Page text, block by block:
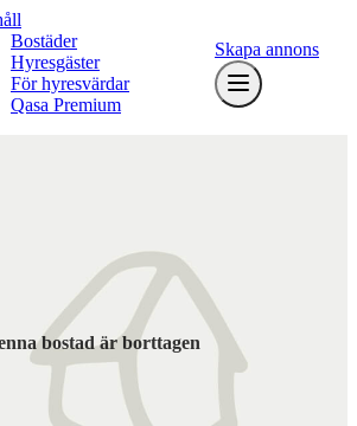
Bostäder
Hyresgäster
För hyresvärdar
Qasa Premium
Skapa annons
bostad är borttagen